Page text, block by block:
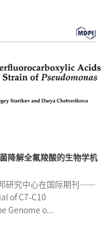
降解全氟羧酸的生物学机
研究中心在国际期刊——
of C7-C10
Genome o...